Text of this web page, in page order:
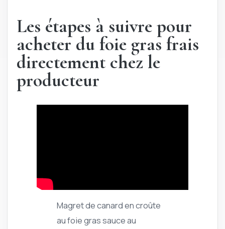
Les étapes à suivre pour
acheter du foie gras frais
directement chez le
producteur
Magret de canard en croûte
au foie gras sauce au